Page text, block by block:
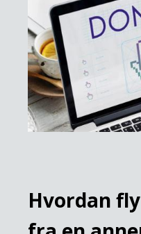
Hvordan